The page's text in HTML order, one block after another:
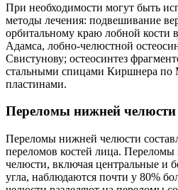
При необходимости могут быть
методы лечения: подвешивание
орбитальному краю лобной кости
Адамса, лобно-челюстной
Свистунову; остеосинтез
стальными спицами Киршнера по
пластинами.
Переломы нижней челюсти
Переломы нижней челюсти
переломов костей лица. Переломы
челюсти, включая центральные и
угла, наблюдаются почти у 80%